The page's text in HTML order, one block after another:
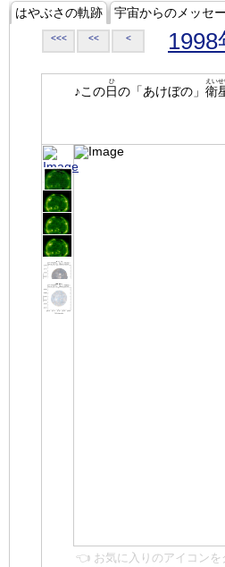
はやぶさの軌跡 宇宙からのメッセ
<<< << < 1998
♪この日
ひ
の「あけぼの」 衛
えいせ
👈 お気に入りのアイコンを